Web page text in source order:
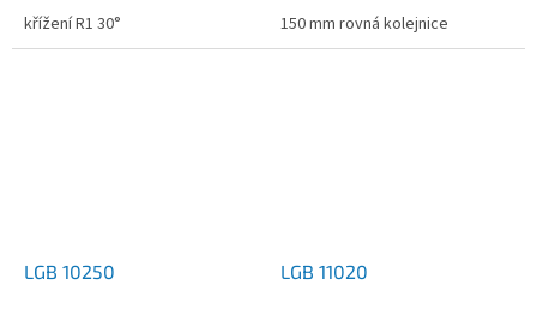
křížení R1 30° 150 mm rovná kolejnice
LGB 10250 LGB 11020